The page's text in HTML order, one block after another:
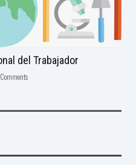
del Trabajador